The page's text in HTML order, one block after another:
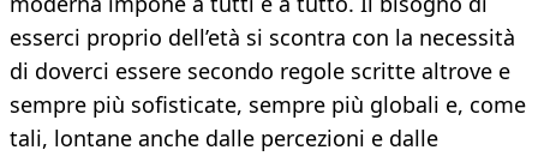
esserci proprio dell’età si scontra con la necessità
di doverci essere secondo regole scritte altrove e
sempre più sofisticate, sempre più globali e, come
tali, lontane anche dalle percezioni e dalle